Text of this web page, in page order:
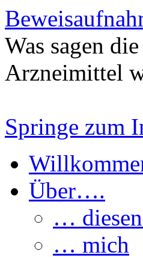
Was sagen
Arzneimittel
Springe zum
Über….
…
… mich